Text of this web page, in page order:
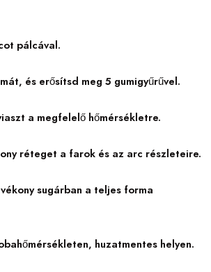
pálcával.
és erősítsd meg 5 gumigyűrűvel.
a megfelelő hőmérsékletre.
réteget a farok és az arc részleteire.
sugárban a teljes forma
huzatmentes helyen.